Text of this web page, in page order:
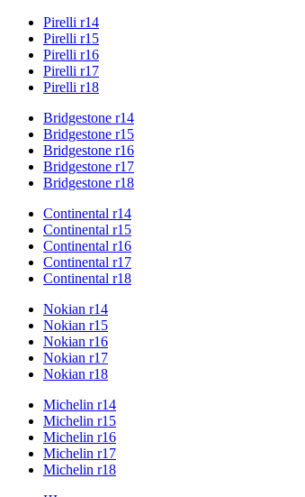
Pirelli r14
Pirelli r15
Pirelli r16
Pirelli r17
Pirelli r18
Bridgestone r14
Bridgestone r15
Bridgestone r16
Bridgestone r17
Bridgestone r18
Continental r14
Continental r15
Continental r16
Continental r17
Continental r18
Nokian r14
Nokian r15
Nokian r16
Nokian r17
Nokian r18
Michelin r14
Michelin r15
Michelin r16
Michelin r17
Michelin r18